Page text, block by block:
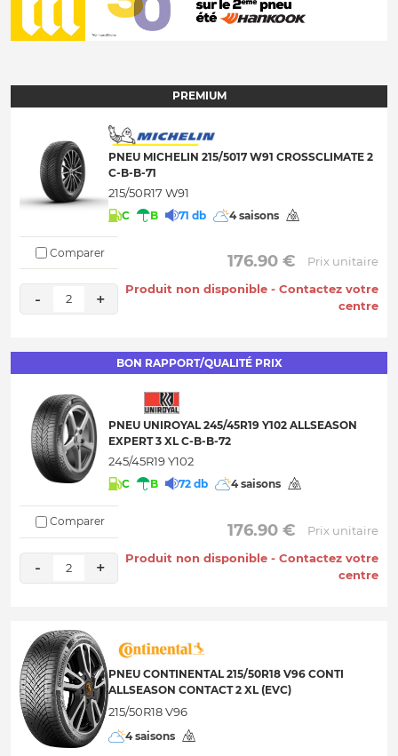
PREMIUM
PNEU MICHELIN 215/5017 W91 CROSSCLIMATE 2
C-B-B-71
215/50R17 W91
C B 71 db 4 saisons
Comparer
- 2 +
176.90 €
Prix unitaire
Produit non disponible - Contactez votre
centre
BON RAPPORT/QUALITÉ PRIX
PNEU UNIROYAL 245/45R19 Y102 ALLSEASON
EXPERT 3 XL C-B-B-72
245/45R19 Y102
C B 72 db 4 saisons
Comparer
- 2 +
176.90 €
Prix unitaire
Produit non disponible - Contactez votre
centre
PNEU CONTINENTAL 215/50R18 V96 CONTI
ALLSEASON CONTACT 2 XL (EVC)
215/50R18 V96
4 saisons